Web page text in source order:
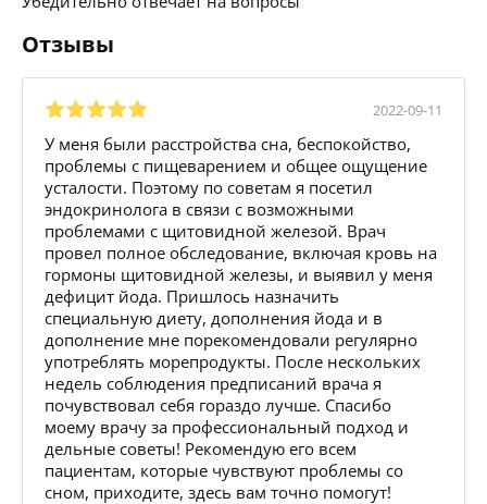
Отзывы
2022-09-11
У меня были расстройства сна, беспокойство,
проблемы с пищеварением и общее ощущение
усталости. Поэтому по советам я посетил
эндокринолога в связи с возможными
проблемами с щитовидной железой. Врач
провел полное обследование, включая кровь на
гормоны щитовидной железы, и выявил у меня
дефицит йода. Пришлось назначить
специальную диету, дополнения йода и в
дополнение мне порекомендовали регулярно
употреблять морепродукты. После нескольких
недель соблюдения предписаний врача я
почувствовал себя гораздо лучше. Спасибо
моему врачу за профессиональный подход и
дельные советы! Рекомендую его всем
пациентам, которые чувствуют проблемы со
сном, приходите, здесь вам точно помогут!